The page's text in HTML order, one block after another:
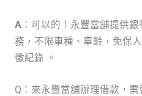
A：可以的！永豐當舖提供
務，不限車種、車齡，免保
徵紀錄 。
Q：來永豐當舖辦理借款，